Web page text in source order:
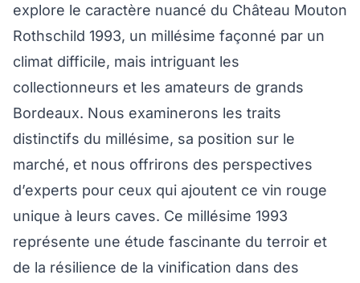
explore le caractère nuancé du Château Mouton
Rothschild 1993, un millésime façonné par un
climat difficile, mais intriguant les
collectionneurs et les amateurs de grands
Bordeaux. Nous examinerons les traits
distinctifs du millésime, sa position sur le
marché, et nous offrirons des perspectives
d’experts pour ceux qui ajoutent ce vin rouge
unique à leurs caves. Ce millésime 1993
représente une étude fascinante du terroir et
de la résilience de la vinification dans des